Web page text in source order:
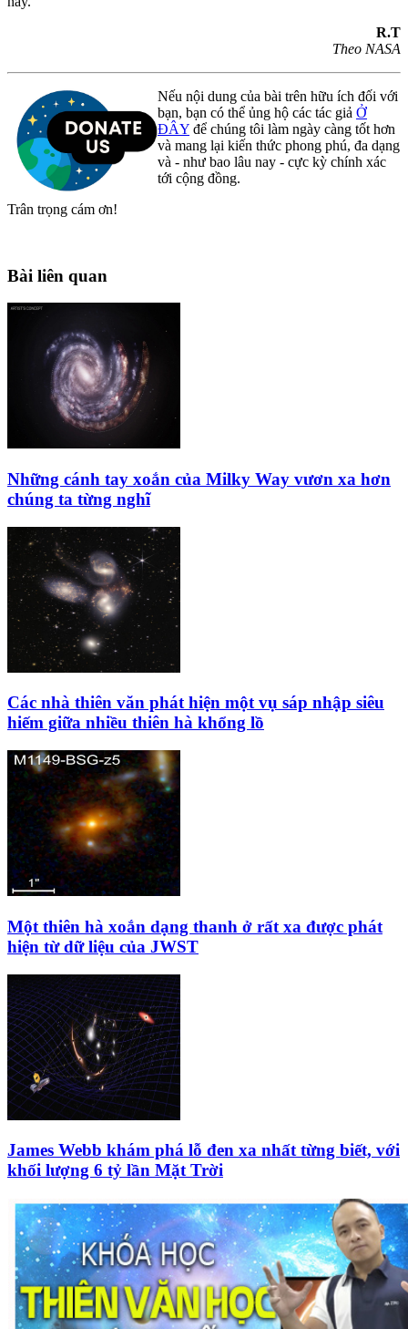
R.T
Theo NASA
Nếu nội dung của bài trên hữu ích đối với
bạn, bạn có thể ủng hộ các tác giả Ở
ĐÂY để chúng tôi làm ngày càng tốt hơn
và mang lại kiến thức phong phú, đa dạng
và - như bao lâu nay - cực kỳ chính xác
tới cộng đồng.
Trân trọng cám ơn!
Bài liên quan
Những cánh tay xoắn của Milky Way vươn xa hơn
chúng ta từng nghĩ
Các nhà thiên văn phát hiện một vụ sáp nhập siêu
hiếm giữa nhiều thiên hà khổng lồ
Một thiên hà xoắn dạng thanh ở rất xa được phát
hiện từ dữ liệu của JWST
James Webb khám phá lỗ đen xa nhất từng biết, với
khối lượng 6 tỷ lần Mặt Trời